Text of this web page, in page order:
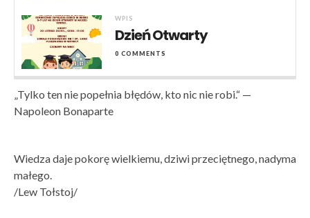
WPIS
Dzień Otwarty
0 COMMENTS
„Tylko ten nie popełnia błędów, kto nic nie robi.“ —
Napoleon Bonaparte
Wiedza daje pokorę wielkiemu, dziwi przeciętnego, nadyma
małego.
/Lew Tołstoj/